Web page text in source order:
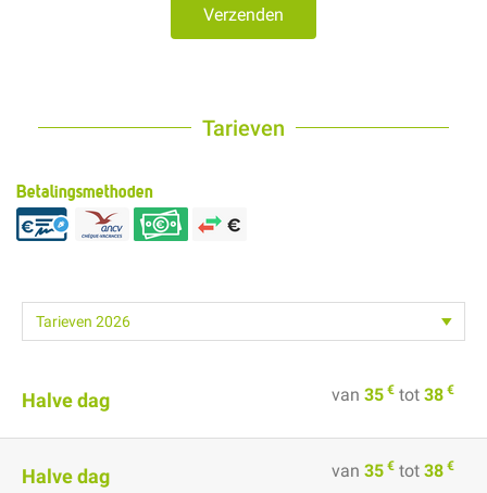
Verzenden
Tarieven
Betalingsmethoden
Halve dag van 35 € tot 38 €
Halve dag van 35 € tot 38 €